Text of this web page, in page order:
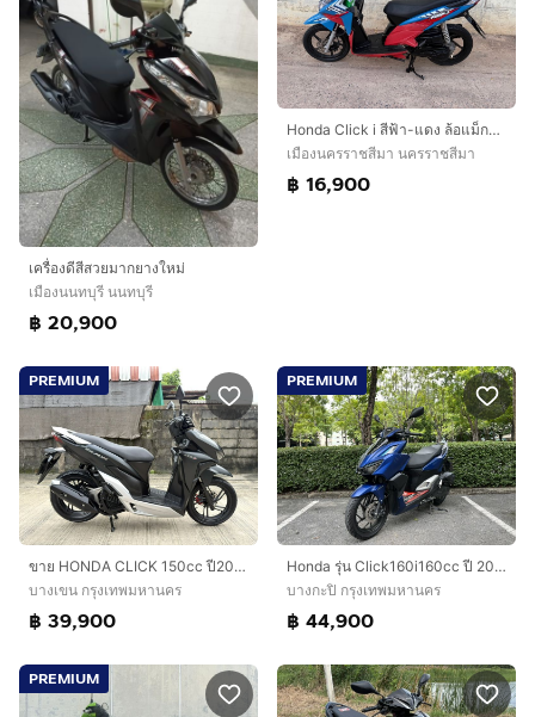
เครื่องดีสีสวยมากยางใหม่
เมืองนนทบุรี นนทบุรี
฿ 20,900
Honda Click i สีฟ้า-แดง ล้อแม็กสภาพสวยๆ ไมล์น้อยๆ หัวฉีด ประหยัดน้ำมันมากๆ
เมืองนครราชสีมา นครราชสีมา
฿ 16,900
PREMIUM
ขาย HONDA CLICK 150cc ปี2022 สภาพสวยมากเดิมๆ รถมือเดียว
บางเขน กรุงเทพมหานคร
฿ 39,900
PREMIUM
Honda รุ่น Click160i160cc ปี 2023สตาร์ทมือ
บางกะปิ กรุงเทพมหานคร
฿ 44,900
PREMIUM